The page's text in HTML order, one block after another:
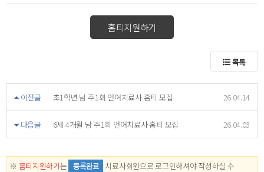
홈티지원하기
목록
이전글 초1학년 남 주1회 언어치료사 홈티 모집 26.04.14
다음글 6세 4개월 남 주1회 언어치료사 홈티 모집 26.04.03
※ 홈티지원하기는 등록완료 치료사회원으로 로그인하셔야 작성하실 수